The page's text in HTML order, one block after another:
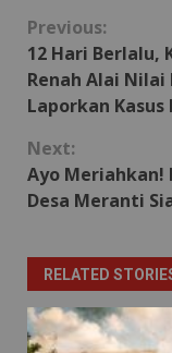
Continue
Reading
Previous:
12 Hari Berlalu,
Renah Alai
Laporkan Kasus
Next:
Ayo Meriahkan!
Desa Meranti
RELATED